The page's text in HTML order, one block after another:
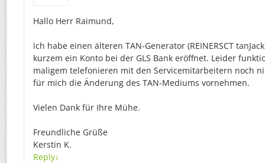
Hallo Herr Raimund,
ich habe einen älteren TAN-Generator (REINERSCT
kurzem ein Konto bei der GLS Bank eröffnet. Leider
maligem telefonieren mit den Servicemitarbeitern noch
für mich die Änderung des TAN-Mediums vornehmen.
Vielen Dank für Ihre Mühe.
Freundliche Grüße
Kerstin K.
Reply↓